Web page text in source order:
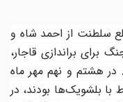
سلطنت از احمد شاه و
براندازی قاجار،
هشتم و نهم مهر ماه
بلشویک‌ها بودند، در